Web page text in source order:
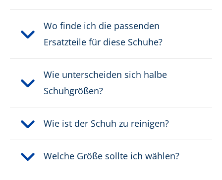
Wo finde ich die passenden
Ersatzteile für diese Schuhe?
Wie unterscheiden sich halbe
Schuhgrößen?
Wie ist der Schuh zu reinigen?
Welche Größe sollte ich wählen?